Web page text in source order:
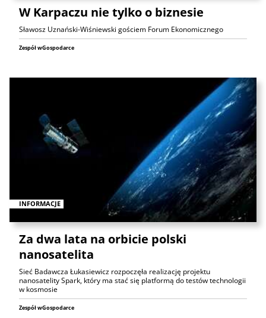
W Karpaczu nie tylko o biznesie
Sławosz Uznański-Wiśniewski gościem Forum Ekonomicznego
Zespół wGospodarce
INFORMACJE
Za dwa lata na orbicie polski
nanosatelita
Sieć Badawcza Łukasiewicz rozpoczęła realizację projektu
nanosatelity Spark, który ma stać się platformą do testów technologii
w kosmosie
Zespół wGospodarce